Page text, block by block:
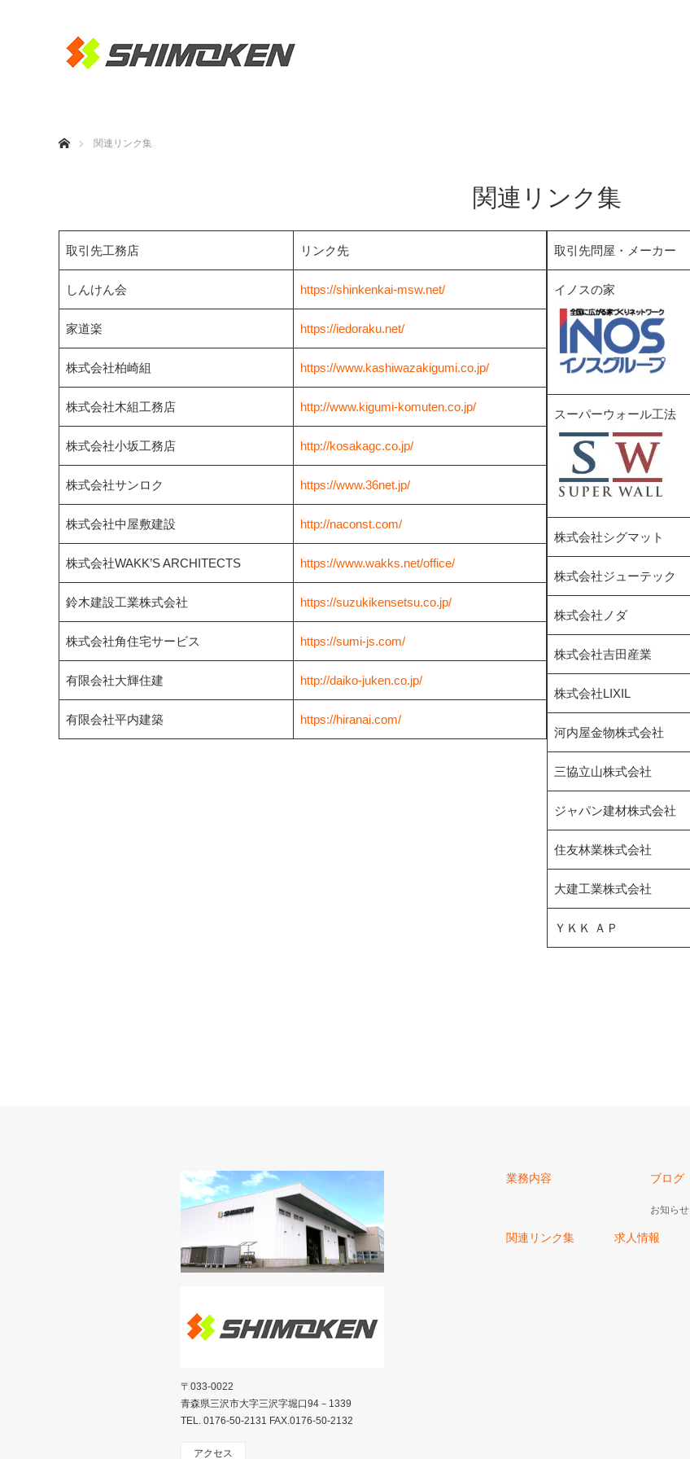
関連リンク集
関連リンク集
取引先工務店 リンク先
しんけん会 https://shinkenkai-msw.net/
家道楽 https://iedoraku.net/
株式会社柏崎組 https://www.kashiwazakigumi.co.jp/
株式会社木組工務店 http://www.kigumi-komuten.co.jp/
株式会社小坂工務店 http://kosakagc.co.jp/
株式会社サンロク https://www.36net.jp/
株式会社中屋敷建設 http://naconst.com/
株式会社WAKK’S ARCHITECTS https://www.wakks.net/office/
鈴木建設工業株式会社 https://suzukikensetsu.co.jp/
株式会社角住宅サービス https://sumi-js.com/
有限会社大輝住建 http://daiko-juken.co.jp/
有限会社平内建築 https://hiranai.com/
取引先問屋・メーカー
イノスの家
スーパーウォール工法
株式会社シグマット
株式会社ジューテック
株式会社ノダ
株式会社吉田産業
株式会社LIXIL
河内屋金物株式会社
三協立山株式会社
ジャパン建材株式会社
住友林業株式会社
大建工業株式会社
ＹＫＫ ＡＰ
業務内容 ブログ
お知らせ
関連リンク集 求人情報
〒033-0022
青森県三沢市大字三沢字堀口94－1339
TEL. 0176-50-2131 FAX.0176-50-2132
アクセス